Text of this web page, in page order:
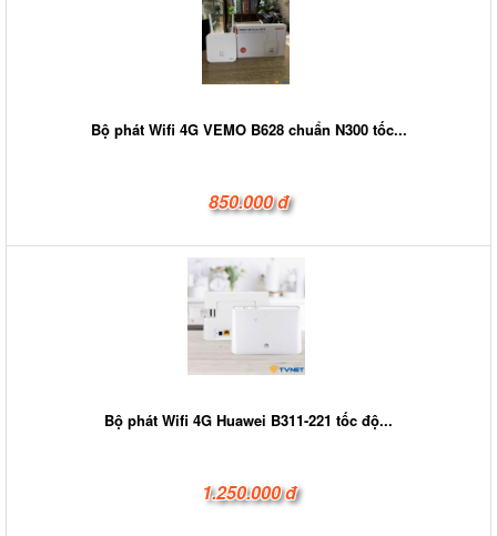
Bộ phát Wifi 4G VEMO B628 chuẩn N300 tốc...
850.000 đ
Bộ phát Wifi 4G Huawei B311-221 tốc độ...
1.250.000 đ